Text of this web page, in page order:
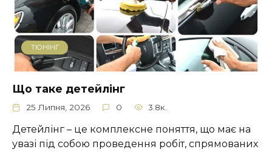
ТЮНІНГ
Що таке детейлінг
25 Липня, 2026 0 3.8к.
Детейлінг – це комплексне поняття, що має на
увазі під собою проведення робіт, спрямованих